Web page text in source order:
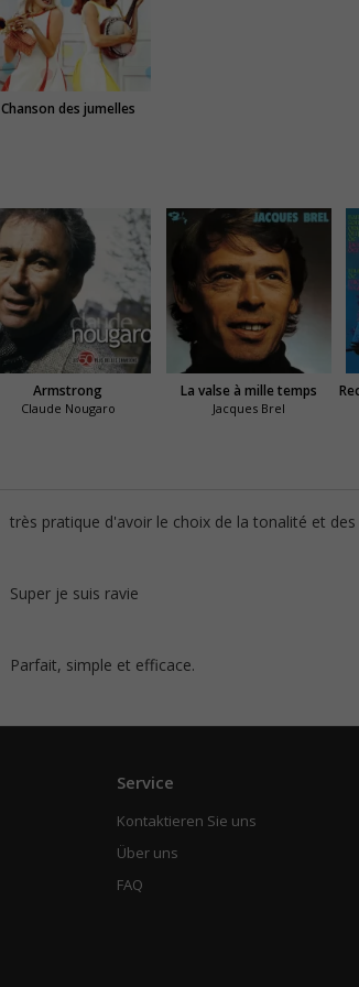
Chanson des jumelles
Armstrong
Claude Nougaro
La valse à mille temps
Jacques Brel
très pratique d'avoir le choix de la tonalité et
Super je suis ravie
Parfait, simple et efficace.
Service
Kontaktieren Sie uns
Über uns
FAQ